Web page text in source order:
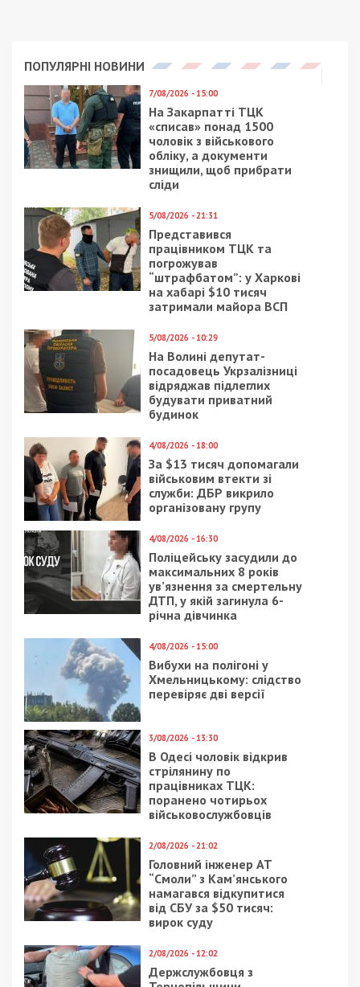
Вселенной”. После окончания реконструкции
Михаил Рябоконь пообещал, что сотрудников
будут обучать за свой счет и делать все, чтобы
они смогли наиболее качественно работать для
гостей планетария.
Сама же Юлия Зоц в комментарии49000.com.ua
заявила, что ушла потому, что не видит
перспектив развития именно коммунального
учреждения “Днепровский планетарий”.
Согласно письму, нам ОО “Аэрокосмический
музейный центр культуры и образования
молодежи” закрыла доступ к помещениям, мол, мы
препятствуем хозяйственной деятельности.
Оставили лишь 30 квадратных метров
работы, будет новый центр, но горсовет передал
помещения общественной организации и
перспектив развития именно коммунального
учреждения я там не вижу, – заявил экс-директор
планетария.
Facebook
Telegram
Twitter
WhatsApp
ViberEmail
Категории:Головне за день
Метки:Noosphere,горсовет
Рекламні блоки дають нам змогу
залишатися незалежними ЗМІ, а вам -
отримувати найсвіжіші новини під ними.
Приєднуйтесь також до 49000 в Google News. Слідкуйте
за останніми новинами!
Приєднатися
Читайте також